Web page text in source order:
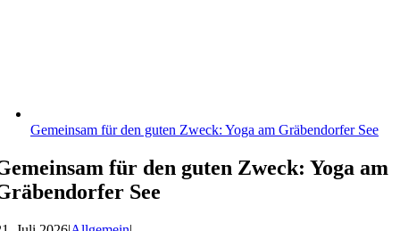
Gemeinsam für den guten Zweck: Yoga am Gräbendorfer See
für den guten Zweck: Yoga am
See